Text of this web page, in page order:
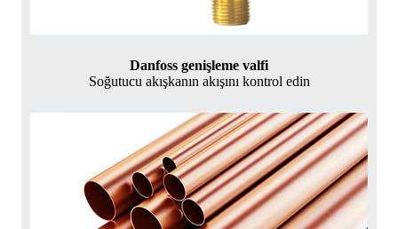
Danfoss genişleme valfi
Soğutucu akışkanın akışını kontrol edin